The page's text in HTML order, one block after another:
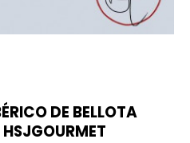
DE BELLOTA